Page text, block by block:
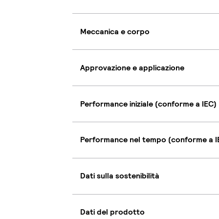
Meccanica e corpo
Approvazione e applicazione
Performance iniziale (conforme a IEC)
Performance nel tempo (conforme a
Dati sulla sostenibilità
Dati del prodotto